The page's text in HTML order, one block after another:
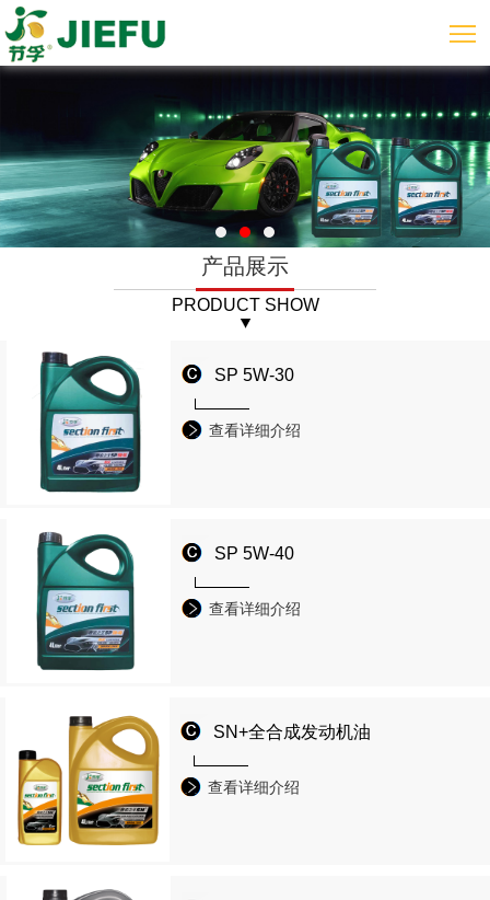
产品展示
PRODUCT SHOW
SP 5W-30
查看详细介绍
SP 5W-40
查看详细介绍
SN+全合成发动机油
查看详细介绍